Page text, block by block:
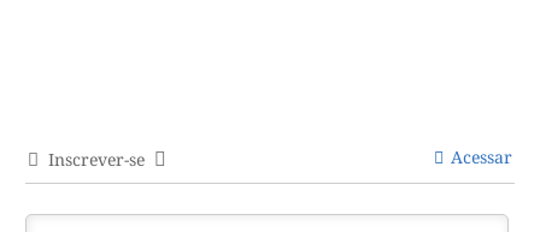
Inscrever-se Acessar